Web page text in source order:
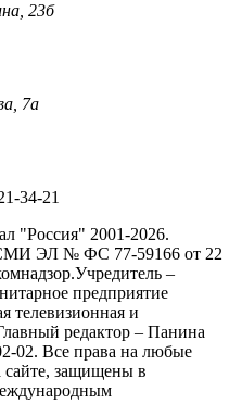
23б
7а
34-21
"Россия" 2001-2026.
СМИ ЭЛ № ФС 77-59166 от 22
–
предприятие
телевизионная и
редактор – Панина
02. Все права на любые
сайте, защищены в